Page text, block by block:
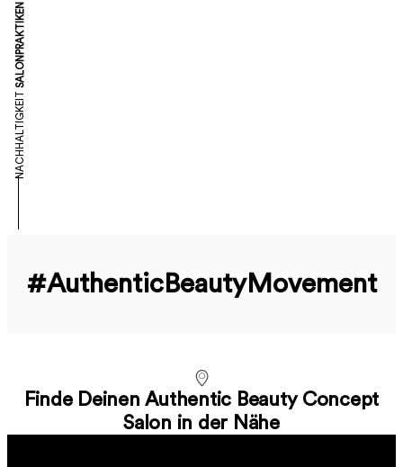
NACHHALTIGKEIT
SALONPRAKTIKEN
#Authentic­Beauty­Movement
Finde Deinen Authentic Beauty Concept
Salon in der Nähe